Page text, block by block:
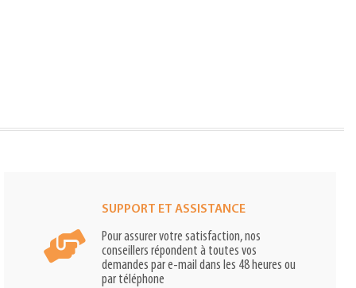
SUPPORT ET ASSISTANCE
Pour assurer votre satisfaction, nos
conseillers répondent à toutes vos
demandes par e-mail dans les 48 heures ou
par téléphone